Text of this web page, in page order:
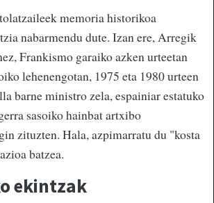
memoria historikoa
nabarmendu dute. Izan ere, Arregik
Frankismo garaiko azken urteetan
lehenengotan, 1975 eta 1980 urteen
barne ministro zela, espainiar estatuko
sasoiko hainbat artxibo
zituzten. Hala, azpimarratu du "kosta
batzea.
ekintzak